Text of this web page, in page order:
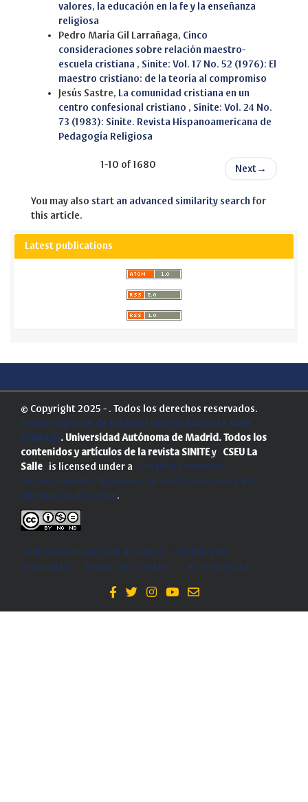
valores, la educación en la fe y la enseñanza
religiosa
Pedro María Gil Larrañaga, Cinco
consideraciones sobre relación maestro-
escuela cristiana , Sinite: Vol. 17 No. 52 (1976): El
maestro cristiano: de la teoría al compromiso
Jesús Sastre, La comunidad cristiana en un
centro confesional cristiano , Sinite: Vol. 24 No.
73 (1983): Sinite. Revista Hispanoamericana de
Pedagogía Religiosa
1-10 of 1680 Next →
You may also start an advanced similarity search for
this article.
Latest publications
© Copyright 2025 - . Todos los derechos reservados.
Centro Superior de Estudios Universitarios La Salle
(CSEULS). Universidad Autónoma de Madrid. Todos los
contenidos y artículos de la revista SINITEy CSEU La
Salle is licensed under a Creative Commons
Reconocimiento-NoComercial-SinObraDerivada 4.0
Internacional License.
Política de Protección de Datos -
Politica de
privacidad
- Política de cookies - Accesibilidad